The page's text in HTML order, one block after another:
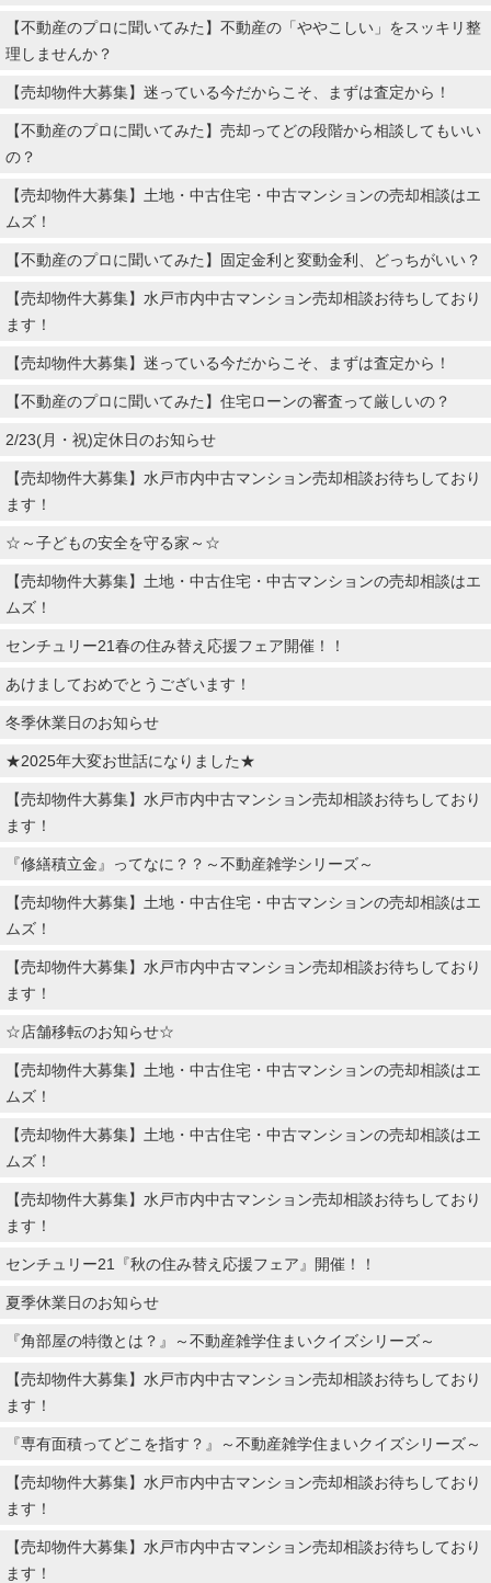
【不動産のプロに聞いてみた】不動産の「ややこしい」をスッキリ整
理しませんか？
【売却物件大募集】迷っている今だからこそ、まずは査定から！
【不動産のプロに聞いてみた】売却ってどの段階から相談してもいい
の？
【売却物件大募集】土地・中古住宅・中古マンションの売却相談はエ
ムズ！
【不動産のプロに聞いてみた】固定金利と変動金利、どっちがいい？
【売却物件大募集】水戸市内中古マンション売却相談お待ちしており
ます！
【売却物件大募集】迷っている今だからこそ、まずは査定から！
【不動産のプロに聞いてみた】住宅ローンの審査って厳しいの？
2/23(月・祝)定休日のお知らせ
【売却物件大募集】水戸市内中古マンション売却相談お待ちしており
ます！
☆～子どもの安全を守る家～☆
【売却物件大募集】土地・中古住宅・中古マンションの売却相談はエ
ムズ！
センチュリー21春の住み替え応援フェア開催！！
あけましておめでとうございます！
冬季休業日のお知らせ
★2025年大変お世話になりました★
【売却物件大募集】水戸市内中古マンション売却相談お待ちしており
ます！
『修繕積立金』ってなに？？～不動産雑学シリーズ～
【売却物件大募集】土地・中古住宅・中古マンションの売却相談はエ
ムズ！
【売却物件大募集】水戸市内中古マンション売却相談お待ちしており
ます！
☆店舗移転のお知らせ☆
【売却物件大募集】土地・中古住宅・中古マンションの売却相談はエ
ムズ！
【売却物件大募集】土地・中古住宅・中古マンションの売却相談はエ
ムズ！
【売却物件大募集】水戸市内中古マンション売却相談お待ちしており
ます！
センチュリー21『秋の住み替え応援フェア』開催！！
夏季休業日のお知らせ
『角部屋の特徴とは？』～不動産雑学住まいクイズシリーズ～
【売却物件大募集】水戸市内中古マンション売却相談お待ちしており
ます！
『専有面積ってどこを指す？』～不動産雑学住まいクイズシリーズ～
【売却物件大募集】水戸市内中古マンション売却相談お待ちしており
ます！
【売却物件大募集】水戸市内中古マンション売却相談お待ちしており
ます！